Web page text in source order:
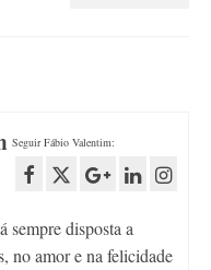
Seguir Fábio Valentim:
sempre disposta a
no amor e na felicidade